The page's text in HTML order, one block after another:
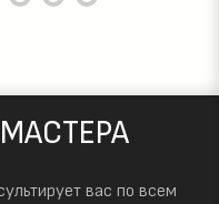
вас по всем